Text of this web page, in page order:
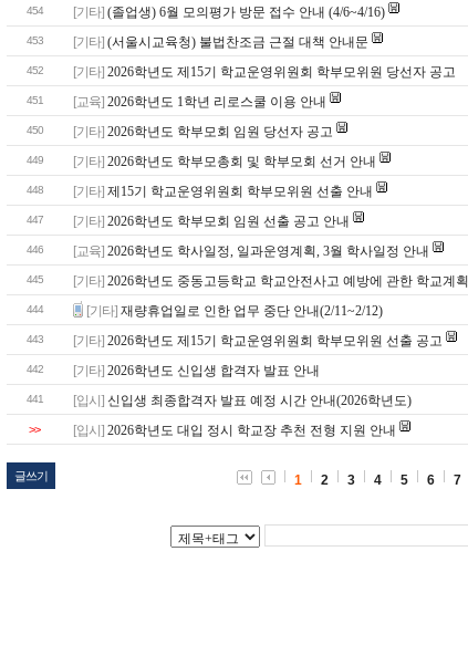
454 [기타] (졸업생) 6월 모의평가 방문 접수 안내 (4/6~4/16)
453 [기타] (서울시교육청) 불법찬조금 근절 대책 안내문
452 [기타] 2026학년도 제15기 학교운영위원회 학부모위원 당선자 공고
451 [교육] 2026학년도 1학년 리로스쿨 이용 안내
450 [기타] 2026학년도 학부모회 임원 당선자 공고
449 [기타] 2026학년도 학부모총회 및 학부모회 선거 안내
448 [기타] 제15기 학교운영위원회 학부모위원 선출 안내
447 [기타] 2026학년도 학부모회 임원 선출 공고 안내
446 [교육] 2026학년도 학사일정, 일과운영계획, 3월 학사일정 안내
445 [기타] 2026학년도 중동고등학교 학교안전사고 예방에 관한 학교계획
444 [기타] 재량휴업일로 인한 업무 중단 안내(2/11~2/12)
443 [기타] 2026학년도 제15기 학교운영위원회 학부모위원 선출 공고
442 [기타] 2026학년도 신입생 합격자 발표 안내
441 [입시] 신입생 최종합격자 발표 예정 시간 안내(2026학년도)
>> [입시] 2026학년도 대입 정시 학교장 추천 전형 지원 안내
글쓰기 1 2 3 4 5 6 7